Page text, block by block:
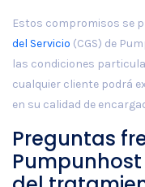
Estos compromisos se
del Servicio (CGS) de
las condiciones
cualquier cliente podrá
en su calidad de
Preguntas